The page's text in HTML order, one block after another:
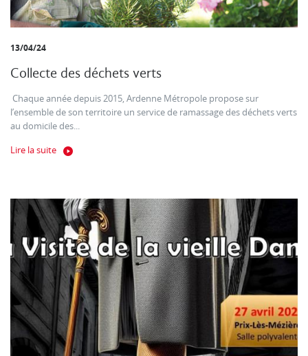
13/04/24
Collecte des déchets verts
Chaque année depuis 2015, Ardenne Métropole propose sur
l’ensemble de son territoire un service de ramassage des déchets verts
au domicile des...
Lire la suite